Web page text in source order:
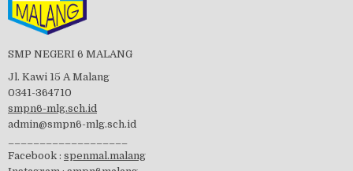
visitasi PPK 2019
SMP NEGERI 6 MALANG
Jl. Kawi 15 A Malang
0341-364710
smpn6-mlg.sch.id
admin@smpn6-mlg.sch.id
Facebook : spenmal.malang